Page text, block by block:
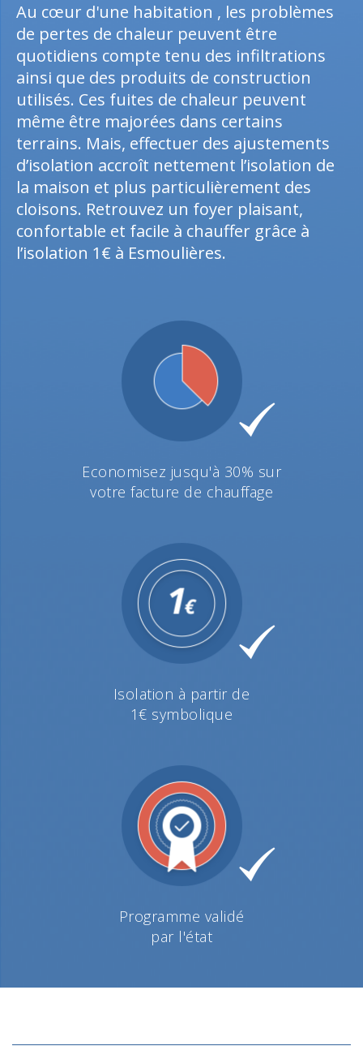
Au cœur d'une habitation , les problèmes
de pertes de chaleur peuvent être
quotidiens compte tenu des infiltrations
ainsi que des produits de construction
utilisés. Ces fuites de chaleur peuvent
même être majorées dans certains
terrains. Mais, effectuer des ajustements
d’isolation accroît nettement l’isolation de
la maison et plus particulièrement des
cloisons. Retrouvez un foyer plaisant,
confortable et facile à chauffer grâce à
l’isolation 1€ à Esmoulières.
Economisez jusqu'à 30% sur
votre facture de chauffage
Isolation à partir de
1€ symbolique
Programme validé
par l'état